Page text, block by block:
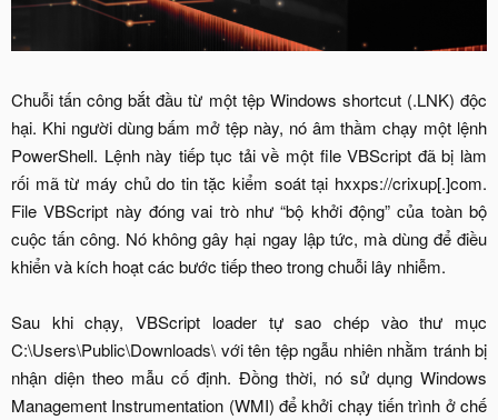
Chuỗi tấn công bắt đầu từ một tệp Windows shortcut (.LNK) độc
hại. Khi người dùng bấm mở tệp này, nó âm thầm chạy một lệnh
PowerShell. Lệnh này tiếp tục tải về một file VBScript đã bị làm
rối mã từ máy chủ do tin tặc kiểm soát tại hxxps://crixup[.]com.
File VBScript này đóng vai trò như “bộ khởi động” của toàn bộ
cuộc tấn công. Nó không gây hại ngay lập tức, mà dùng để điều
khiển và kích hoạt các bước tiếp theo trong chuỗi lây nhiễm.
Sau khi chạy, VBScript loader tự sao chép vào thư mục
C:\Users\Public\Downloads\ với tên tệp ngẫu nhiên nhằm tránh bị
nhận diện theo mẫu cố định. Đồng thời, nó sử dụng Windows
Management Instrumentation (WMI) để khởi chạy tiến trình ở chế